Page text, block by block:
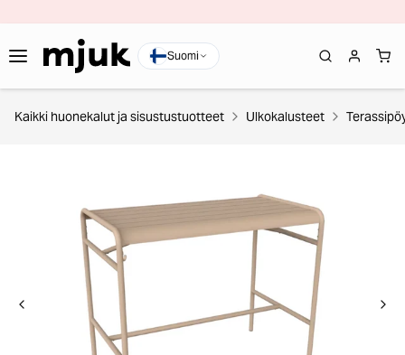
Suomi
Kaikki huonekalut ja sisustustuotteet Ulkokalusteet